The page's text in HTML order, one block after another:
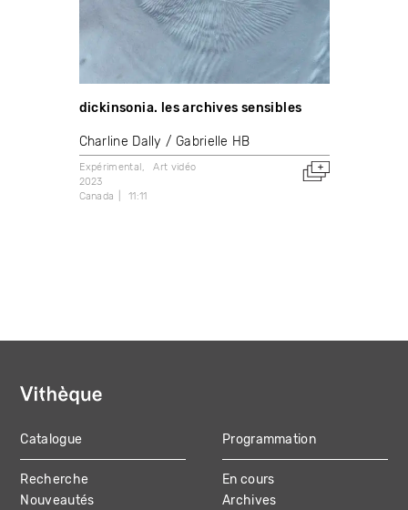
dickinsonia. les archives sensibles
Charline Dally Gabrielle HB
Expérimental
Art vidéo
2023
Canada
11:11
MAIN
NAVIGATION
Catalogue
Recherche
Nouveautés
Programmation
En cours
Archives